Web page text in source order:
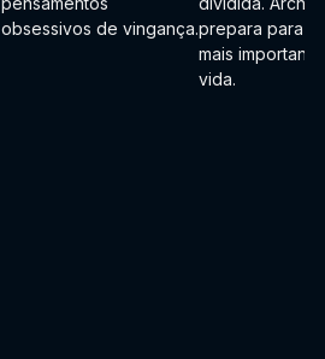
obsessivos de vingança.prepara para a
mais
vida.